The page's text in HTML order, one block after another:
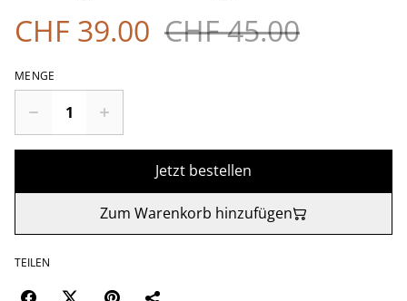
CHF 39.00 CHF 45.00
MENGE
Jetzt bestellen
Zum Warenkorb hinzufügen
TEILEN